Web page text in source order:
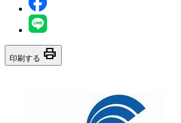
印刷する print